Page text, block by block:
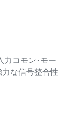
力コモン･モー
力な信号整合性